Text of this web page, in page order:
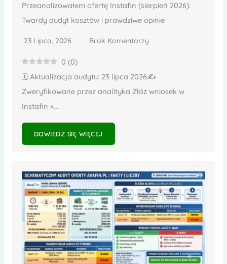
Przeanalizowałem ofertę Instafin (sierpień 2026):
Twardy audyt kosztów i prawdziwe opinie
23 Lipca, 2026 Brak Komentarzy
0 (0)
🗓️ Aktualizacja audytu: 23 lipca 2026✍️
Zweryfikowane przez analityka Złóż wniosek w
Instafin »...
DOWIEDZ SIĘ WIĘCEJ